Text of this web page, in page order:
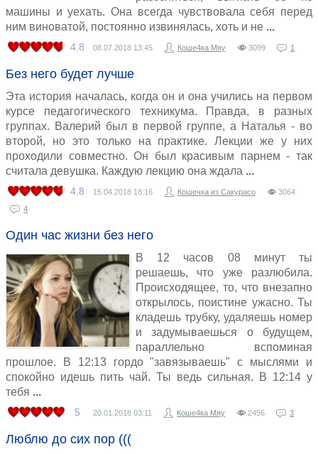
машины и уехать. Она всегда чувствовала себя перед
ним виноватой, постоянно извинялась, хоть и не
4.8 08.07.2018 13:45 Коше4ка Мяу 3099 1
Без него будет лучше
Эта история началась, когда он и она учились на первом
курсе педагогического техникума. Правда, в разных
группах. Валерий был в первой группе, а Наталья - во
второй, но это только на практике. Лекции же у них
проходили совместно. Он был красивым парнем - так
считала девушка. Каждую лекцию она ждала
4.8 15.04.2018 18:16 Кошечка из Сакурасо
3064
4
Один час жизни без него
В 12 часов 08 минут ты
решаешь, что уже разлюбила.
Происходящее, то, что внезапно
открылось, поистине ужасно. Ты
кладешь трубку, удаляешь номер
и задумываешься о будущем,
параллельно вспоминая
прошлое. В 12:13 гордо "завязываешь" с мыслями и
спокойно идешь пить чай. Ты ведь сильная. В 12:14 у
тебя
5 20.01.2018 03:11 Коше4ка Мяу 2456 3
Люблю до сих пор (((